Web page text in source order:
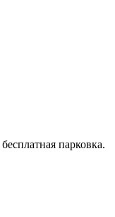
парковка.